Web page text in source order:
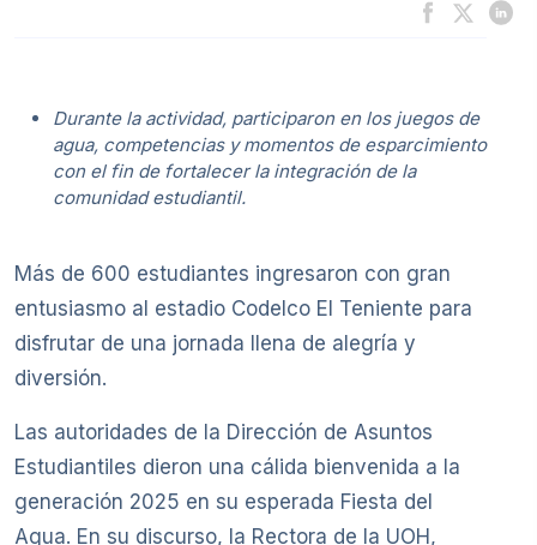
Durante la actividad, participaron en los juegos de
agua, competencias y momentos de esparcimiento
con el fin de fortalecer la integración de la
comunidad estudiantil.
Más de 600 estudiantes ingresaron con gran
entusiasmo al estadio Codelco El Teniente para
disfrutar de una jornada llena de alegría y
diversión.
Las autoridades de la Dirección de Asuntos
Estudiantiles dieron una cálida bienvenida a la
generación 2025 en su esperada Fiesta del
Agua. En su discurso, la Rectora de la UOH,